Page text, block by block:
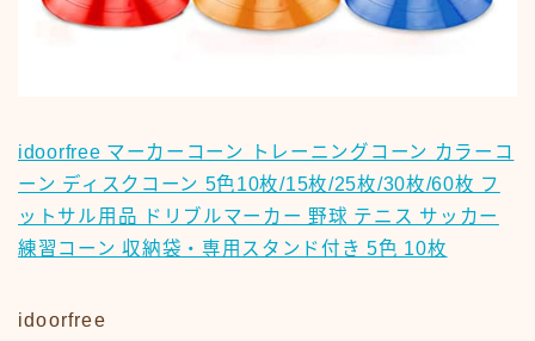
idoorfree マーカーコーン トレーニングコーン カラーコ
ーン ディスクコーン 5色10枚/15枚/25枚/30枚/60枚 フ
ットサル用品 ドリブルマーカー 野球 テニス サッカー
練習コーン 収納袋・専用スタンド付き 5色 10枚
idoorfree